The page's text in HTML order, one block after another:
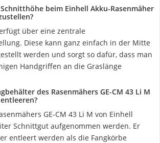
beim Einhell Akku-Rasenmäher
über eine zentrale
Diese kann ganz einfach in der Mitte
werden und sorgt so dafür, dass man
Handgriffen an die Graslänge
des Rasenmähers GE-CM 43 Li M
GE-CM 43 Li M von Einhell
Schnittgut aufgenommen werden. Er
entleert werden als die Fangkörbe